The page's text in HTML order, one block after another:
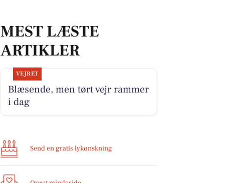
MEST LÆSTE
ARTIKLER
VEJRET
Blæsende, men tørt vejr rammer
i dag
Send en gratis lykønskning